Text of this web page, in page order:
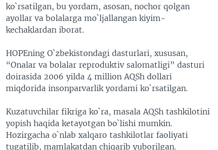
ko`rsatilgan, bu yordam, asosan, nochor qolgan
ayollar va bolalarga mo`ljallangan kiyim-
kechaklardan iborat.
HOPEning O`zbekistondagi dasturlari, xususan,
“Onalar va bolalar reproduktiv salomatligi” dasturi
doirasida 2006 yilda 4 million AQSh dollari
miqdorida insonparvarlik yordami ko`rsatilgan.
Kuzatuvchilar fikriga ko`ra, masala AQSh tashkilotini
yopish haqida ketayotgan bo`lishi mumkin.
Hozirgacha o`nlab xalqaro tashkilotlar faoliyati
tugatilib, mamlakatdan chiqarib yuborilgan.